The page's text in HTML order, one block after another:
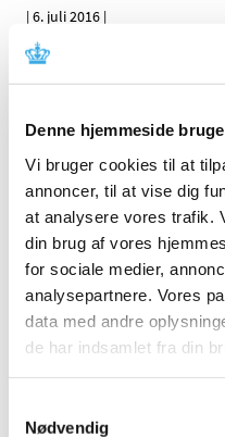
Denne hjemmeside
Vi bruger cookies til at
annoncer, til at vise dig
at analysere vores trafik.
din brug af vores
for sociale medier,
analysepartnere. Vores
data med andre
de har indsamlet fra din
Nødvendig
|6. juli 2016 |
Både patienter og
bivirkninger ved medicin
Årsrapport om
27. april 2016
Lægemiddelstyrelsen,
Serum Institut har
Ny videografik om
|26. april 2016|
Lægemiddelstyrelsen har